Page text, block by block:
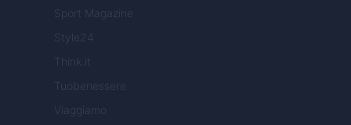
Sport Magazine
Style24
Think.it
Tuobenessere
Viaggiamo